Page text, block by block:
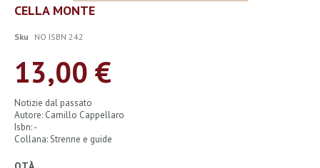
Vai
all'inizio
galleria
immagini
CELLA MONTE
Sku NO ISBN 242
13,00 €
Notizie dal passato
Autore: Camillo Cappellaro
Isbn: -
Collana: Strenne e guide